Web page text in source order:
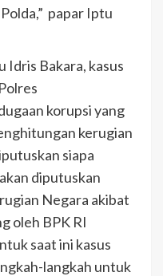
papar Iptu
Bakara, kasus
korupsi yang
kerugian
siapa
diputuskan
Negara akibat
oleh BPK RI
saat ini kasus
langkah untuk